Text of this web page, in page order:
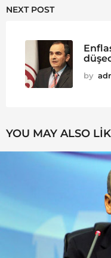
NEXT POST
by
YOU MAY ALSO